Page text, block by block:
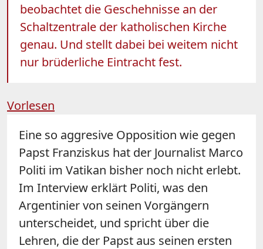
beobachtet die Geschehnisse an der
Schaltzentrale der katholischen Kirche
genau. Und stellt dabei bei weitem nicht
nur brüderliche Eintracht fest.
Vorlesen
Eine so aggresive Opposition wie gegen
Papst Franziskus hat der Journalist Marco
Politi im Vatikan bisher noch nicht erlebt.
Im Interview erklärt Politi, was den
Argentinier von seinen Vorgängern
unterscheidet, und spricht über die
Lehren, die der Papst aus seinen ersten